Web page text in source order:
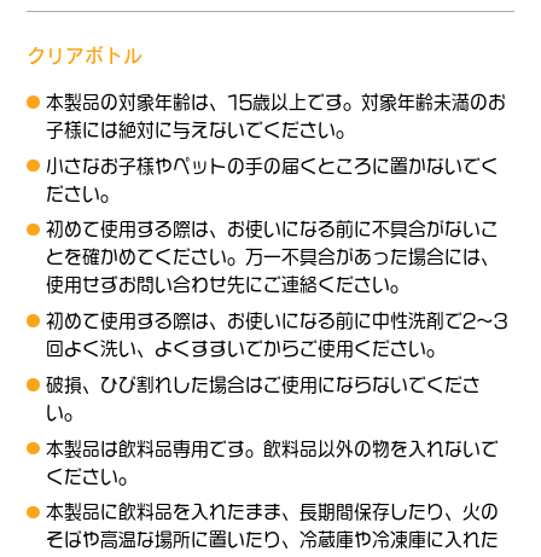
クリアボトル
本製品の対象年齢は、15歳以上です。対象年齢未満のお
子様には絶対に与えないでください。
小さなお子様やペットの手の届くところに置かないでく
ださい。
初めて使用する際は、お使いになる前に不具合がないこ
とを確かめてください。万一不具合があった場合には、
使用せずお問い合わせ先にご連絡ください。
初めて使用する際は、お使いになる前に中性洗剤で2～3
回よく洗い、よくすすいでからご使用ください。
破損、ひび割れした場合はご使用にならないでくださ
い。
本製品は飲料品専用です。飲料品以外の物を入れないで
ください。
本製品に飲料品を入れたまま、長期間保存したり、火の
そばや高温な場所に置いたり、冷蔵庫や冷凍庫に入れた